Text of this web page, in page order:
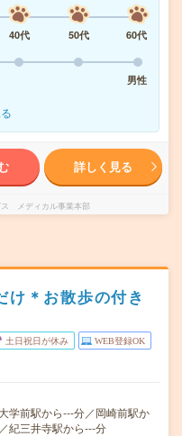
40代 50代
60代
男性
詳しく見る
ス メディカル事業本部
け＊お散歩の付き
土日祝日が休み WEB登録OK
学前駅から---分／岡崎前駅か
紀三井寺駅から---分